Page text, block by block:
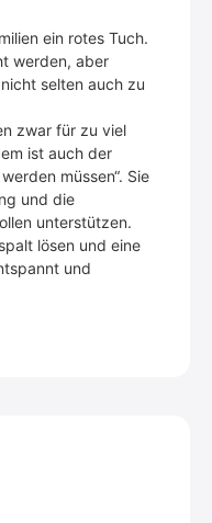
ein rotes Tuch.
werden, aber
selten auch zu
zwar für zu viel
ist auch der
müssen“. Sie
und die
unterstützen.
lösen und eine
und